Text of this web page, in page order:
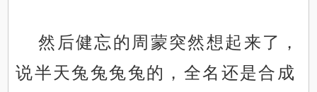
然后健忘的周蒙突然想起来了，
说半天兔兔兔兔的，全名还是合成